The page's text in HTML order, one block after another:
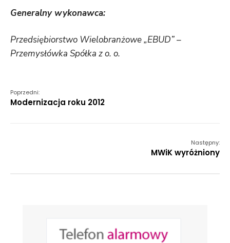
Generalny wykonawca:
Przedsiębiorstwo Wielobranżowe „EBUD” –
Przemysłówka Spółka z o. o.
Poprzedni:
Modernizacja roku 2012
Następny:
MWiK wyróżniony